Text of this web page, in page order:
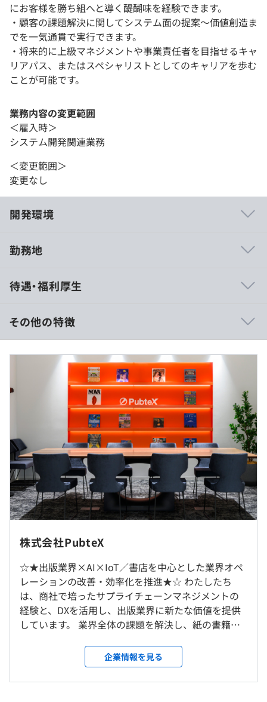
にお客様を勝ち組へと導く醍醐味を経験できます。
・顧客の課題解決に関してシステム面の提案～価値創造ま
でを一気通貫で実行できます。
・将来的に上級マネジメントや事業責任者を目指せるキャ
リアパス、またはスペシャリストとしてのキャリアを歩む
ことが可能です。
業務内容の変更範囲
＜雇入時＞
システム開発関連業務
＜変更範囲＞
変更なし
開発環境
ンジニアは開発に集中できる環境です。
・世界的に見ても新しい事業／サービスに関わることが可
能です。
①出版社／取次店／書店向けの書籍トレーサビリティシス
②出版社／取次店／書店向けの発行部数／配本制御の需要
・必要な研修や受けたい研修については補助があります。
・書籍補助があります。
WindowsまたはMacのいずれかお使い慣れたマシンをお
選び下さい。
アジャイル、スクラム
勤務地
■週4日のリモート勤務が可能です。
リモートの日は、在宅およびサテライトオフィスでの勤務
となります。
週1回の出社をお願いしています。
就業場所の変更範囲
＜雇入時＞
待遇・福利厚生
基本給：41万円～※73万円
（※役職採用の場合年俸制のため賞与なし）
は年収提示額を保証するものではありません）
■ フレックスタイム制（コアタイム11：00〜14：00）
9：00〜17：30
休憩時間：60分（※昼食時間は業務の都合により各々の
平均残業時間：平均20～30時間／月
【年間休日125日】
・完全週休2日制（土・日）
・祝日
その他の特徴
株式会社PubteX
☆★出版業界×AI×IoT／書店を中心とした業界オペ
レーションの改善・効率化を推進★☆ わたしたち
は、商社で培ったサプライチェーンマネジメントの
経験と、DXを活用し、出版業界に新たな価値を提供
しています。 業界全体の課題を解決し、紙の書籍が
世代に伝えていくことがわたしたちの使命です。 わ
たしたちと一緒に、商社の知見を活用し、出版業界
を未来へとつないでいく新たな仲間を募集していま
企業情報を見る